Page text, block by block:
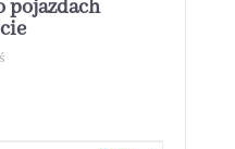
pojazdach